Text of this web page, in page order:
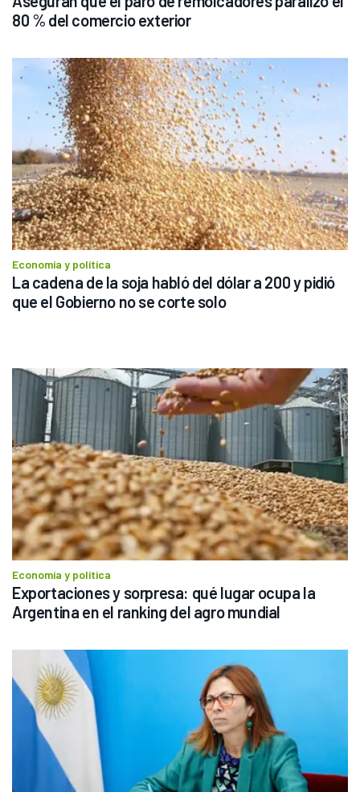
80 % del comercio exterior
Economía y política
La cadena de la soja habló del dólar a 200 y pidió
que el Gobierno no se corte solo
Economía y política
Exportaciones y sorpresa: qué lugar ocupa la
Argentina en el ranking del agro mundial